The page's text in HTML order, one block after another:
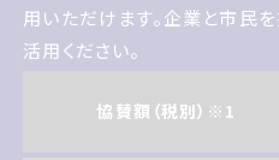
協賛いただくと サイアフ
用いただけます。企業と市民
活用ください。
協賛額（税別）※1